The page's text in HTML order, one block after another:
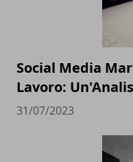
Social Media
Lavoro:
31/07/2023